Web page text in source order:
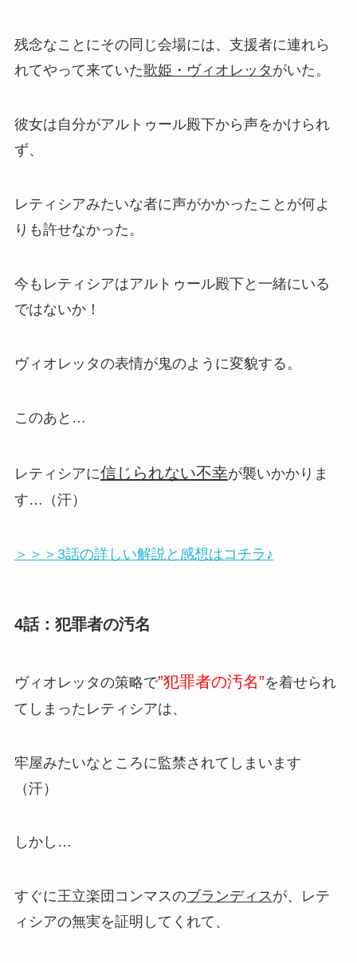
残念なことにその同じ会場には、支援者に連れら
れてやって来ていた歌姫・ヴィオレッタ がいた。
彼女は自分がアルトゥール殿下から声をかけられ
ず、
レティシアみたいな者に声がかかったことが何よ
りも許せなかった。
今もレティシアはアルトゥール殿下と一緒にいる
ではないか！
ヴィオレッタの表情が鬼のように変貌する。
このあと…
レティシアに信じられない不幸が襲いかかりま
す…（汗）
＞＞＞3話の詳しい解説と感想はコチラ♪
4話：犯罪者の汚名
ヴィオレッタの策略で”犯罪者の汚名”を着せられ
てしまったレティシアは、
牢屋みたいなところに監禁されてしまいます
（汗）
しかし…
すぐに王立楽団コンマスのブランディスが、レテ
ィシアの無実を証明してくれて、